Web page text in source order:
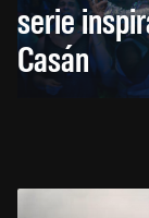
serie
Casán